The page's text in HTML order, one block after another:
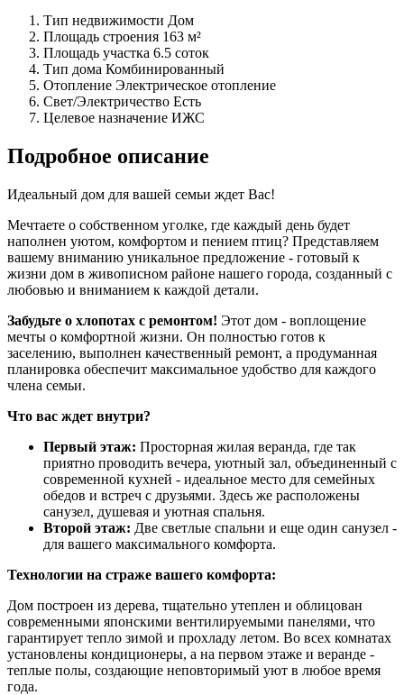
Тип недвижимости Дом
Площадь строения 163 м²
Площадь участка 6.5 соток
Тип дома Комбинированный
Отопление Электрическое отопление
Свет/Электричество Есть
Целевое назначение ИЖС
Подробное описание
Идеальный дом для вашей семьи ждет Вас!
Мечтаете о собственном уголке, где каждый день будет
наполнен уютом, комфортом и пением птиц? Представляем
вашему вниманию уникальное предложение - готовый к
жизни дом в живописном районе нашего города, созданный с
любовью и вниманием к каждой детали.
Забудьте о хлопотах с ремонтом! Этот дом - воплощение
мечты о комфортной жизни. Он полностью готов к
заселению, выполнен качественный ремонт, а продуманная
планировка обеспечит максимальное удобство для каждого
члена семьи.
Что вас ждет внутри?
Первый этаж: Просторная жилая веранда, где так
приятно проводить вечера, уютный зал, объединенный с
современной кухней - идеальное место для семейных
обедов и встреч с друзьями. Здесь же расположены
санузел, душевая и уютная спальня.
Второй этаж: Две светлые спальни и еще один санузел -
для вашего максимального комфорта.
Технологии на страже вашего комфорта:
Дом построен из дерева, тщательно утеплен и облицован
современными японскими вентилируемыми панелями, что
гарантирует тепло зимой и прохладу летом. Во всех комнатах
установлены кондиционеры, а на первом этаже и веранде -
теплые полы, создающие неповторимый уют в любое время
года.